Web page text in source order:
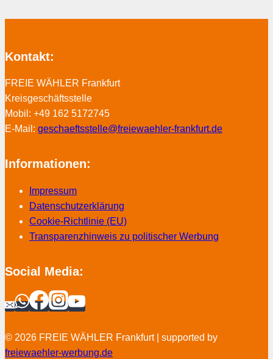
Kontakt:
FREIE WÄHLER Frankfurt
Kreisgeschäftsstelle
Mobil: +49 162 5172745
E-Mail: geschaeftsstelle@freiewaehler-frankfurt.de
Informationen:
Impressum
Datenschutzerklärung
Cookie-Richtlinie (EU)
Transparenzhinweis zu politischer Werbung
Social Media:
© 2026 FREIE WÄHLER Frankfurt | supported by
freiewaehler-werbung.de